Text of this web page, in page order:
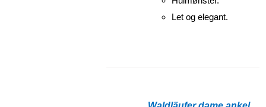
Let og elegant.